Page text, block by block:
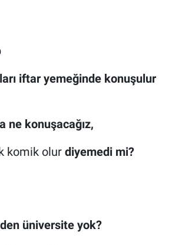
iftar yemeğinde konuşulur
ne konuşacağız,
komik olur diyemedi mi?
üniversite yok?